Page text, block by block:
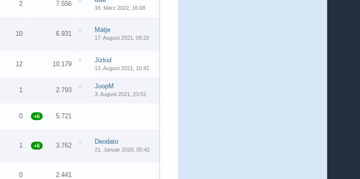
2 7.556
16. März 2022, 16:08
10 6.931
Matje
17. August 2021, 09:20
12 10.179
Jizkid
13. August 2021, 10:42
1 2.793
JoopM
3. August 2021, 23:52
0 +6 5.721
1 +6 3.762
Deodato
21. Januar 2020, 00:42
0 2.441